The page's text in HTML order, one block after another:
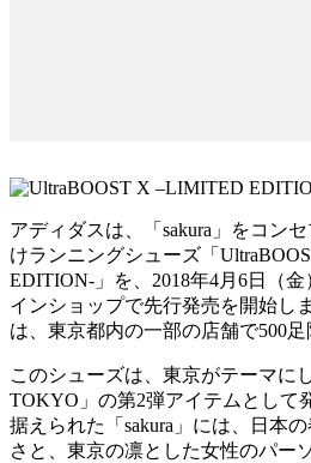
アディダスは、「sakura」をコン
けランニングシューズ「
EDITION-」を、2018年4月6日（
インショップで先行発売を開始し
は、東京都内の一部の店舗で500足
このシューズは、東京がテーマに
TOKYO」の第2弾アイテムとして
据えられた「sakura」には、日本
さと、東京の凛とした女性のパー